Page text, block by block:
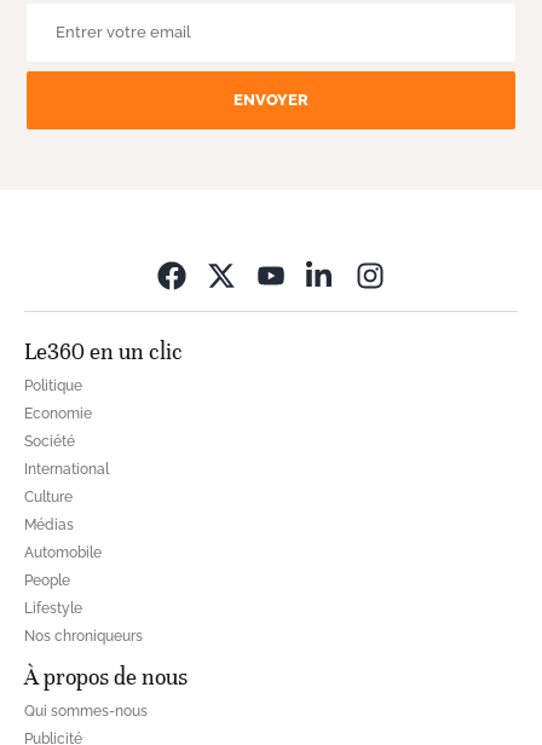
ENVOYER
Le360 en un clic
Politique
Economie
Société
International
Culture
Médias
Automobile
People
Lifestyle
Nos chroniqueurs
À propos de nous
Qui sommes-nous
Publicité